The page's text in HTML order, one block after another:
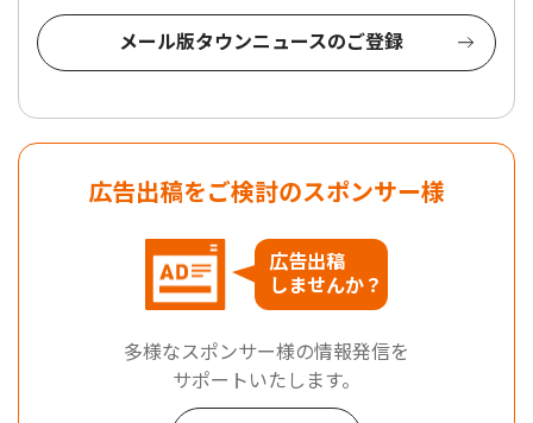
メール版タウンニュースのご登録
広告出稿をご検討のスポンサー様
広告出稿
しませんか？
多様なスポンサー様の情報発信を
サポートいたします。